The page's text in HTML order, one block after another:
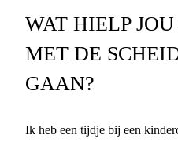
WAT HIELP
MET DE
GAAN?
Ik heb een tijdje bij een